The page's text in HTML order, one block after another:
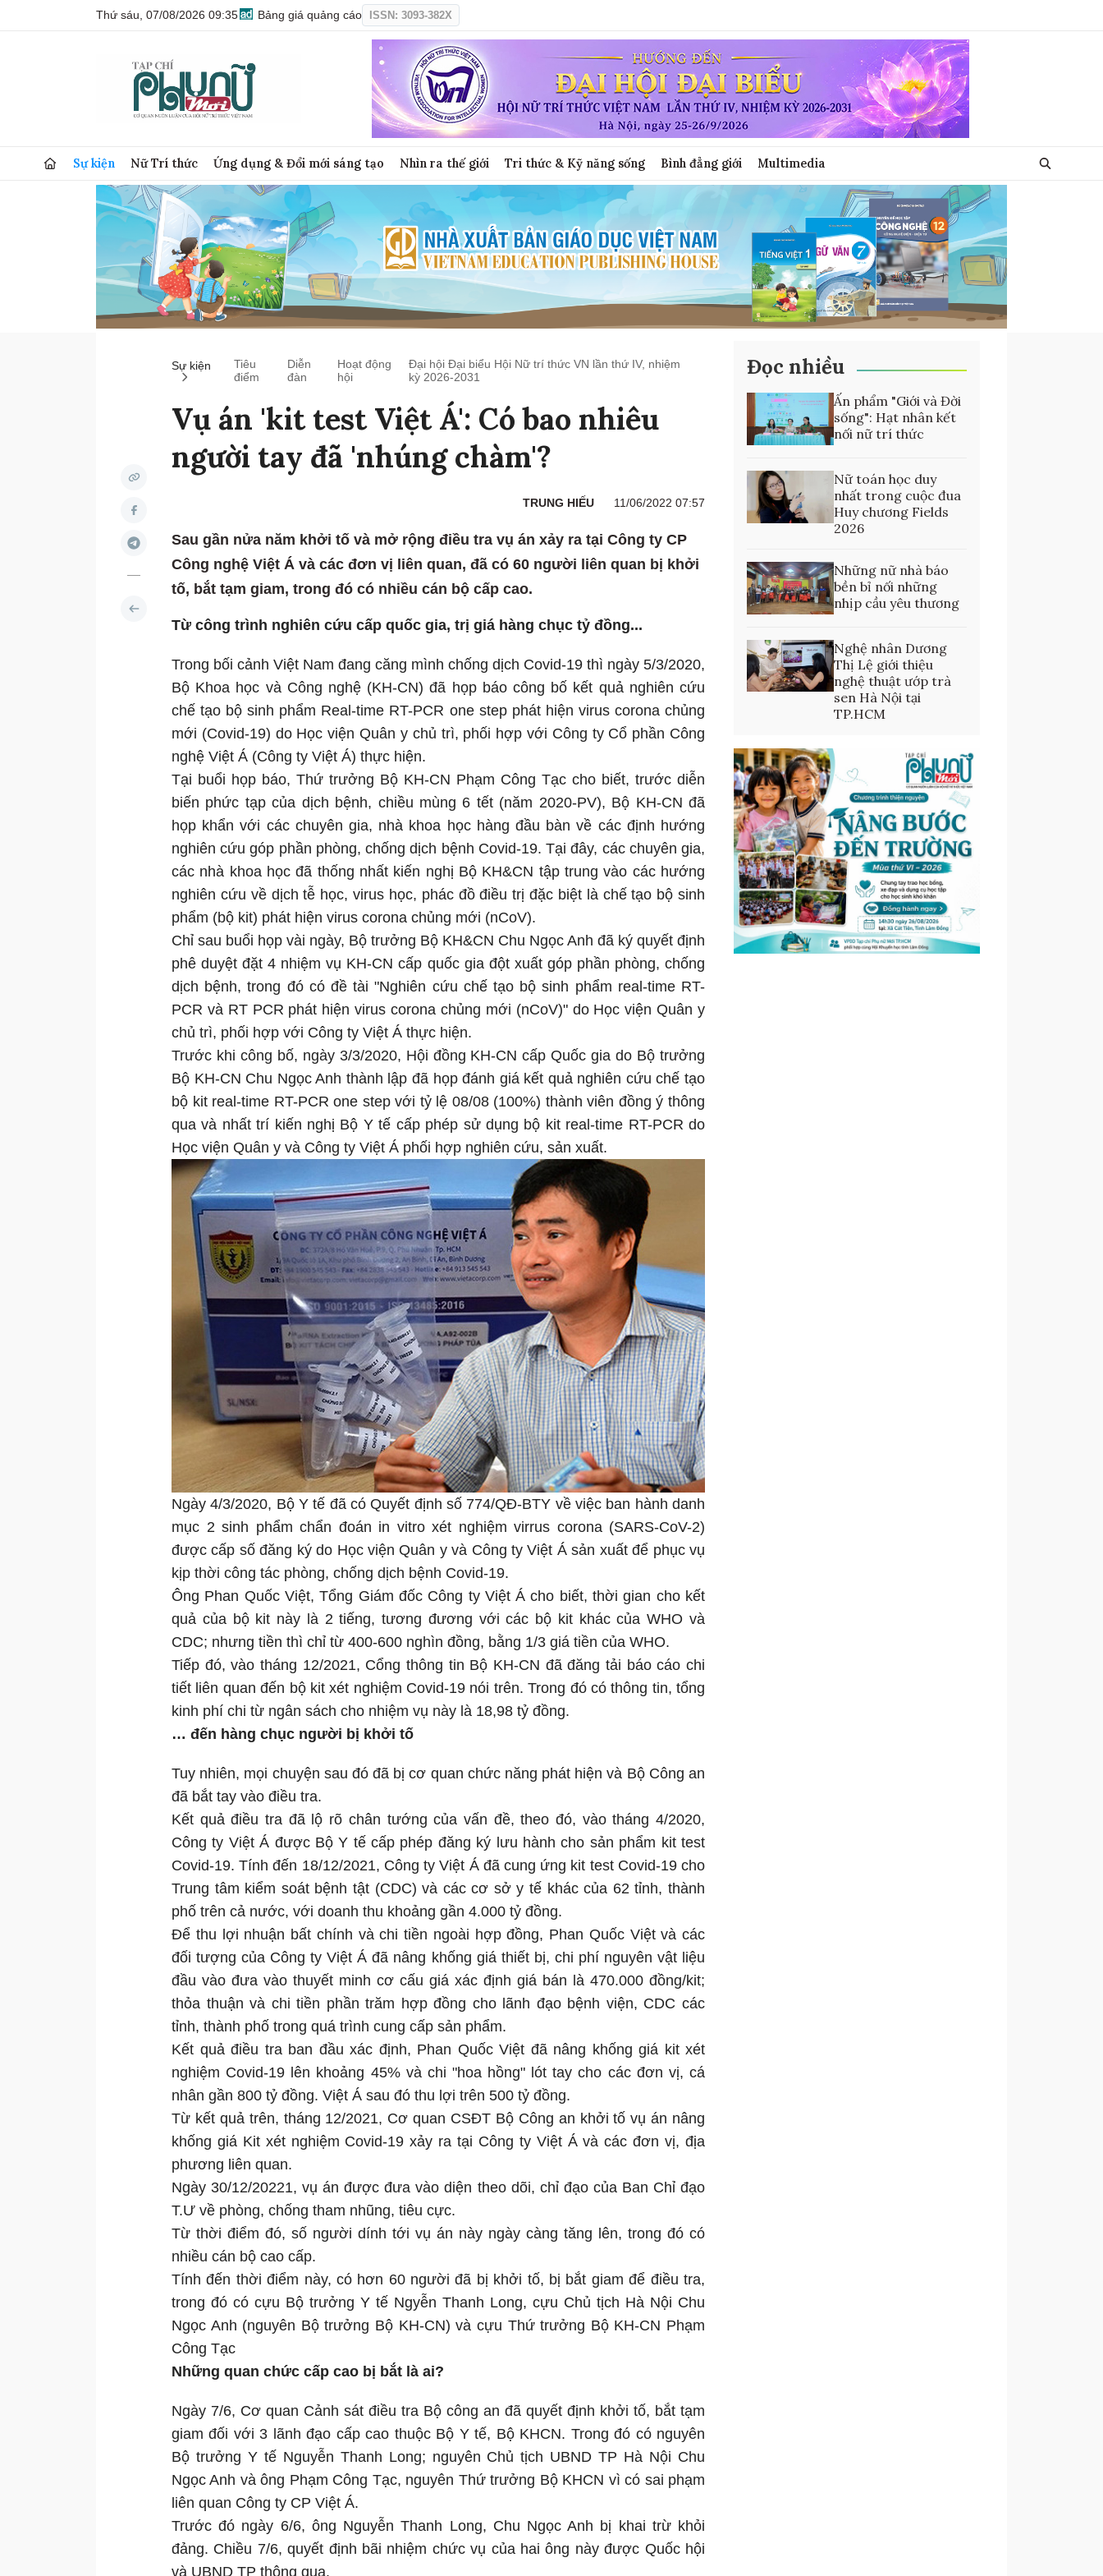
Thứ sáu, 07/08/2026 09:35 Bảng giá quảng cáo ISSN: 3093-382X
Sự kiện Nữ Trí thức Ứng dụng & Đổi mới sáng tạo Nhìn ra thế giới Tri thức & Kỹ năng sống Bình đẳng giới Multimedia
Sự kiện
Tiêu
điểm
Diễn
đàn
Hoạt động
hội
Đại hội Đại biểu Hội Nữ trí thức VN lần thứ IV, nhiệm
kỳ 2026-2031
Vụ án 'kit test Việt Á': Có bao nhiêu
người tay đã 'nhúng chàm'?
TRUNG HIẾU 11/06/2022 07:57
Sau gần nửa năm khởi tố và mở rộng điều tra vụ án xảy ra tại Công ty CP
Công nghệ Việt Á và các đơn vị liên quan, đã có 60 người liên quan bị khởi
tố, bắt tạm giam, trong đó có nhiều cán bộ cấp cao.
Từ công trình nghiên cứu cấp quốc gia, trị giá hàng chục tỷ đồng...
Trong bối cảnh Việt Nam đang căng mình chống dịch Covid-19 thì ngày 5/3/2020,
Bộ Khoa học và Công nghệ (KH-CN) đã họp báo công bố kết quả nghiên cứu
chế tạo bộ sinh phẩm Real-time RT-PCR one step phát hiện virus corona chủng
mới (Covid-19) do Học viện Quân y chủ trì, phối hợp với Công ty Cổ phần Công
nghệ Việt Á (Công ty Việt Á) thực hiện.
Tại buổi họp báo, Thứ trưởng Bộ KH-CN Phạm Công Tạc cho biết, trước diễn
biến phức tạp của dịch bệnh, chiều mùng 6 tết (năm 2020-PV), Bộ KH-CN đã
họp khẩn với các chuyên gia, nhà khoa học hàng đầu bàn về các định hướng
nghiên cứu góp phần phòng, chống dịch bệnh Covid-19. Tại đây, các chuyên gia,
các nhà khoa học đã thống nhất kiến nghị Bộ KH&CN tập trung vào các hướng
nghiên cứu về dịch tễ học, virus học, phác đồ điều trị đặc biệt là chế tạo bộ sinh
phẩm (bộ kit) phát hiện virus corona chủng mới (nCoV).
Chỉ sau buổi họp vài ngày, Bộ trưởng Bộ KH&CN Chu Ngọc Anh đã ký quyết định
phê duyệt đặt 4 nhiệm vụ KH-CN cấp quốc gia đột xuất góp phần phòng, chống
dịch bệnh, trong đó có đề tài "Nghiên cứu chế tạo bộ sinh phẩm real-time RT-
PCR và RT PCR phát hiện virus corona chủng mới (nCoV)" do Học viện Quân y
chủ trì, phối hợp với Công ty Việt Á thực hiện.
Trước khi công bố, ngày 3/3/2020, Hội đồng KH-CN cấp Quốc gia do Bộ trưởng
Bộ KH-CN Chu Ngọc Anh thành lập đã họp đánh giá kết quả nghiên cứu chế tạo
bộ kit real-time RT-PCR one step với tỷ lệ 08/08 (100%) thành viên đồng ý thông
qua và nhất trí kiến nghị Bộ Y tế cấp phép sử dụng bộ kit real-time RT-PCR do
Học viện Quân y và Công ty Việt Á phối hợp nghiên cứu, sản xuất.
Ngày 4/3/2020, Bộ Y tế đã có Quyết định số 774/QĐ-BTY về việc ban hành danh
mục 2 sinh phẩm chẩn đoán in vitro xét nghiệm virrus corona (SARS-CoV-2)
được cấp số đăng ký do Học viện Quân y và Công ty Việt Á sản xuất để phục vụ
kịp thời công tác phòng, chống dịch bệnh Covid-19.
Ông Phan Quốc Việt, Tổng Giám đốc Công ty Việt Á cho biết, thời gian cho kết
quả của bộ kit này là 2 tiếng, tương đương với các bộ kit khác của WHO và
CDC; nhưng tiền thì chỉ từ 400-600 nghìn đồng, bằng 1/3 giá tiền của WHO.
Tiếp đó, vào tháng 12/2021, Cổng thông tin Bộ KH-CN đã đăng tải báo cáo chi
tiết liên quan đến bộ kit xét nghiệm Covid-19 nói trên. Trong đó có thông tin, tổng
kinh phí chi từ ngân sách cho nhiệm vụ này là 18,98 tỷ đồng.
… đến hàng chục người bị khởi tố
Tuy nhiên, mọi chuyện sau đó đã bị cơ quan chức năng phát hiện và Bộ Công an
đã bắt tay vào điều tra.
Kết quả điều tra đã lộ rõ chân tướng của vấn đề, theo đó, vào tháng 4/2020,
Công ty Việt Á được Bộ Y tế cấp phép đăng ký lưu hành cho sản phẩm kit test
Covid-19. Tính đến 18/12/2021, Công ty Việt Á đã cung ứng kit test Covid-19 cho
Trung tâm kiểm soát bệnh tật (CDC) và các cơ sở y tế khác của 62 tỉnh, thành
phố trên cả nước, với doanh thu khoảng gần 4.000 tỷ đồng.
Để thu lợi nhuận bất chính và chi tiền ngoài hợp đồng, Phan Quốc Việt và các
đối tượng của Công ty Việt Á đã nâng khống giá thiết bị, chi phí nguyên vật liệu
đầu vào đưa vào thuyết minh cơ cấu giá xác định giá bán là 470.000 đồng/kit;
thỏa thuận và chi tiền phần trăm hợp đồng cho lãnh đạo bệnh viện, CDC các
tỉnh, thành phố trong quá trình cung cấp sản phẩm.
Kết quả điều tra ban đầu xác định, Phan Quốc Việt đã nâng khống giá kit xét
nghiệm Covid-19 lên khoảng 45% và chi "hoa hồng" lót tay cho các đơn vị, cá
nhân gần 800 tỷ đồng. Việt Á sau đó thu lợi trên 500 tỷ đồng.
Từ kết quả trên, tháng 12/2021, Cơ quan CSĐT Bộ Công an khởi tố vụ án nâng
khống giá Kit xét nghiệm Covid-19 xảy ra tại Công ty Việt Á và các đơn vị, địa
phương liên quan.
Ngày 30/12/20221, vụ án được đưa vào diện theo dõi, chỉ đạo của Ban Chỉ đạo
T.Ư về phòng, chống tham nhũng, tiêu cực.
Từ thời điểm đó, số người dính tới vụ án này ngày càng tăng lên, trong đó có
nhiều cán bộ cao cấp.
Tính đến thời điểm này, có hơn 60 người đã bị khởi tố, bị bắt giam để điều tra,
trong đó có cựu Bộ trưởng Y tế Ngyễn Thanh Long, cựu Chủ tịch Hà Nội Chu
Ngọc Anh (nguyên Bộ trưởng Bộ KH-CN) và cựu Thứ trưởng Bộ KH-CN Phạm
Công Tạc
Những quan chức cấp cao bị bắt là ai?
Ngày 7/6, Cơ quan Cảnh sát điều tra Bộ công an đã quyết định khởi tố, bắt tạm
giam đối với 3 lãnh đạo cấp cao thuộc Bộ Y tế, Bộ KHCN. Trong đó có nguyên
Bộ trưởng Y tế Nguyễn Thanh Long; nguyên Chủ tịch UBND TP Hà Nội Chu
Ngọc Anh và ông Phạm Công Tạc, nguyên Thứ trưởng Bộ KHCN vì có sai phạm
liên quan Công ty CP Việt Á.
Trước đó ngày 6/6, ông Nguyễn Thanh Long, Chu Ngọc Anh bị khai trừ khỏi
đảng. Chiều 7/6, quyết định bãi nhiệm chức vụ của hai ông này được Quốc hội
và UBND TP thông qua.
Đọc nhiều
Ấn phẩm "Giới và Đời
sống": Hạt nhân kết
nối nữ trí thức
Nữ toán học duy
nhất trong cuộc đua
Huy chương Fields
2026
Những nữ nhà báo
bền bỉ nối những
nhịp cầu yêu thương
Nghệ nhân Dương
Thị Lệ giới thiệu
nghệ thuật ướp trà
sen Hà Nội tại
TP.HCM